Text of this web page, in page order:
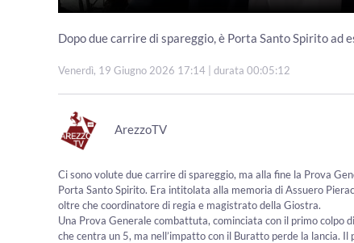
Dopo due carrire di spareggio, è Porta Santo Spirito ad
Venerdì, 19 Giugno 2026 17:14 | durata 00:05:12
ArezzoTV
Ci sono volute due carrire di spareggio, ma alla fine la Prova
Porta Santo Spirito. Era intitolata alla memoria di Assuero
oltre che coordinatore di regia e magistrato della Giostra.
Una Prova Generale combattuta, cominciata con il primo colpo
che centra un 5, ma nell’impatto con il Buratto perde la lancia.